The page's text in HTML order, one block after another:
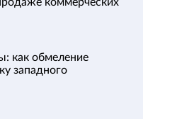
как обмеление
западного